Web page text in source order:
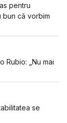
pentru
bun că vorbim
Rubio: „Nu mai
se